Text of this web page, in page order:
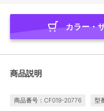
カラー・
商品説明
商品番号：CF019-20776 型